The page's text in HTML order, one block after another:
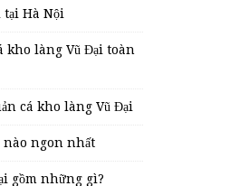
Hà Nội
kho làng Vũ Đại toàn
cá kho làng Vũ Đại
nào ngon nhất
gồm những gì?